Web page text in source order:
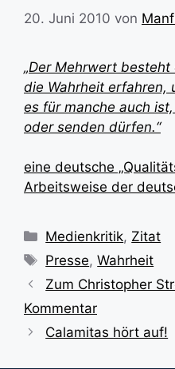
20. Juni 2010 von
„Der Mehrwert
die Wahrheit erfahren,
es für manche auch
oder senden dürfen.“
eine deutsche
Arbeitsweise der
Kategorien
Medienkritik, Zitat
Schlagwörter
Presse,Wahrheit
Zum Christopher
Kommentar
Calamitas hört auf!